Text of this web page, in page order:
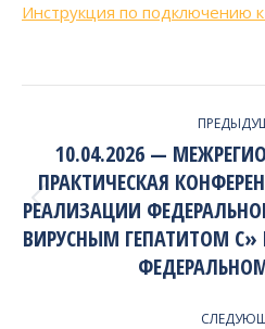
Инструкция по подключению
NAVIGATION
10.04.2026 —
ПРАКТИЧЕСКАЯ
РЕАЛИЗАЦИИ
ВИРУСНЫМ ГЕПАТИТОМ С»